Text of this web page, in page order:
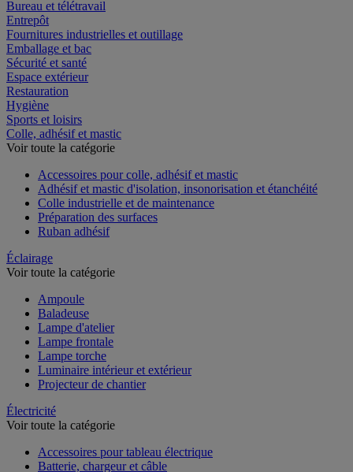
Bureau et télétravail
Entrepôt
Fournitures industrielles et outillage
Emballage et bac
Sécurité et santé
Espace extérieur
Restauration
Hygiène
Sports et loisirs
Colle, adhésif et mastic
Voir toute la catégorie
Accessoires pour colle, adhésif et mastic
Adhésif et mastic d'isolation, insonorisation et étanchéité
Colle industrielle et de maintenance
Préparation des surfaces
Ruban adhésif
Éclairage
Voir toute la catégorie
Ampoule
Baladeuse
Lampe d'atelier
Lampe frontale
Lampe torche
Luminaire intérieur et extérieur
Projecteur de chantier
Électricité
Voir toute la catégorie
Accessoires pour tableau électrique
Batterie, chargeur et câble